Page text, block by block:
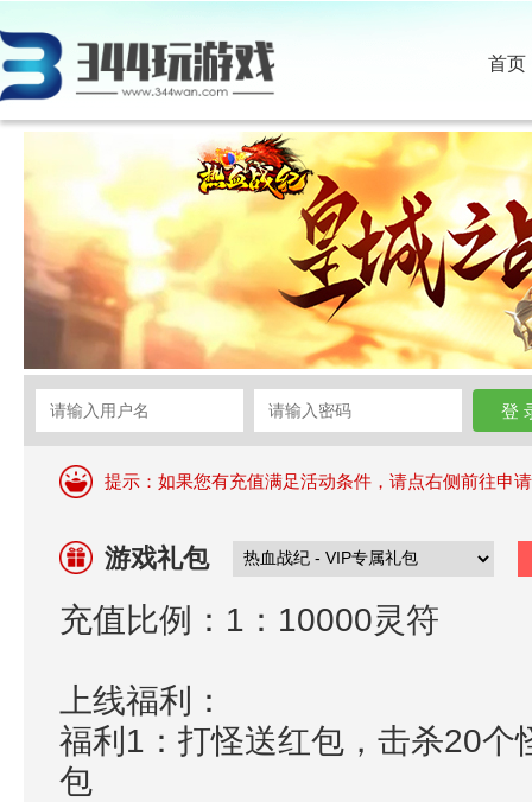
首页
提示：如果您有充值满足活动条件，请点右侧前往申
游戏礼包
充值比例：1：10000灵符
上线福利：
福利1：打怪送红包，击杀20个
包